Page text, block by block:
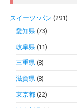
スイーツ･パン (291)
愛知県 (73)
岐阜県 (11)
三重県 (8)
滋賀県 (8)
東京都 (22)